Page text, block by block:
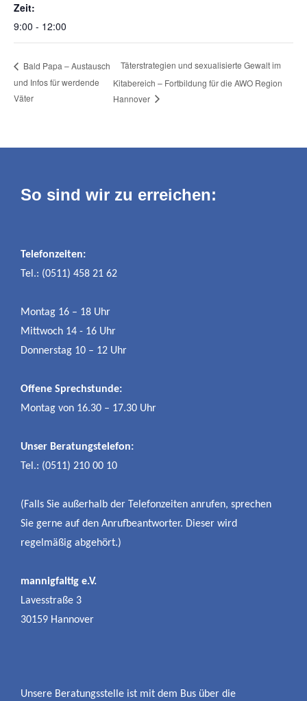
Zeit:
9:00 - 12:00
Bald Papa – Austausch
und Infos für werdende
Väter
Täterstrategien und sexualisierte Gewalt im
Kitabereich – Fortbildung für die AWO Region
Hannover
So sind wir zu erreichen:
Telefonzeiten:
Tel.: (0511) 458 21 62
Montag 16 – 18 Uhr
Mittwoch 14 - 16 Uhr
Donnerstag 10 – 12 Uhr
Offene Sprechstunde:
Montag von 16.30 – 17.30 Uhr
Unser Beratungstelefon:
Tel.: (0511) 210 00 10
(Falls Sie außerhalb der Telefonzeiten anrufen, sprechen
Sie gerne auf den Anrufbeantworter. Dieser wird
regelmäßig abgehört.)
mannigfaltig e.V.
Lavesstraße 3
30159 Hannover
Unsere Beratungsstelle ist mit dem Bus über die